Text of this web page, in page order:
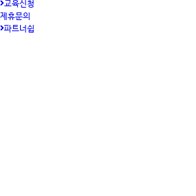
교육신청
제휴문의
파트너쉽